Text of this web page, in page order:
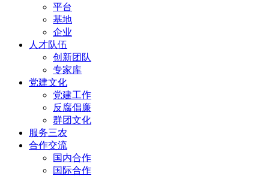
平台
基地
企业
人才队伍
创新团队
专家库
党建文化
党建工作
反腐倡廉
群团文化
服务三农
合作交流
国内合作
国际合作